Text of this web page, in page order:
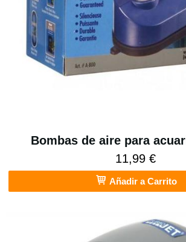
Bombas de aire para
11,99 €
Añadir a Carrito